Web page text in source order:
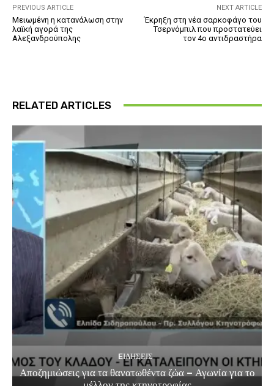
PREVIOUS ARTICLE
Μειωμένη η κατανάλωση στην
λαϊκή αγορά της
Αλεξανδρούπολης
NEXT ARTICLE
Έκρηξη στη νέα σαρκοφάγο του
Τσερνόμπιλ που προστατεύει
τον 4ο αντιδραστήρα
RELATED ARTICLES
EΙΔΗΣΕΙΣ
Αποζημιώσεις για τα θανατωθέντα ζώα – Αγωνία για το